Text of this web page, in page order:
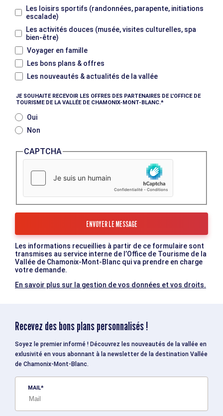
Les loisirs sportifs (randonnées, parapente, initiations
escalade)
Les activités douces (musée, visites culturelles, spa
bien-être)
Voyager en famille
Les bons plans & offres
Les nouveautés & actualités de la vallée
JE SOUHAITE RECEVOIR LES OFFRES DES PARTENAIRES DE L'OFFICE DE
TOURISME DE LA VALLÉE DE CHAMONIX-MONT-BLANC.
Oui
Non
CAPTCHA
Les informations recueillies à partir de ce formulaire sont
transmises au service interne de l’Office de Tourisme de la
Vallée de Chamonix-Mont-Blanc qui va prendre en charge
votre demande.
En savoir plus sur la gestion de vos données et vos droits.
Recevez des bons plans personnalisés !
Soyez le premier informé ! Découvrez les nouveautés de la vallée en
exlusivité en vous abonnant à la newsletter de la destination Vallée
de Chamonix-Mont-Blanc.
MAIL